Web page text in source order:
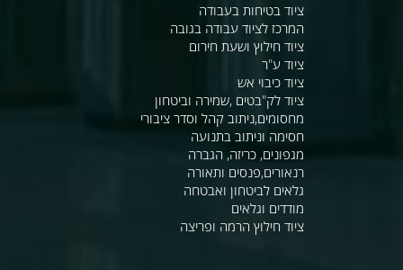
ציוד בטיחות בעבודה
המרכז לציוד עבודה בגובה
ציוד חילוץ ושעת חירום
ציוד ע"ר
ציוד כיבוי אש
ציוד לק"בטים ,שמירה וביטחון
מחסומים,ניתוב קהל וסדר ציבורי
חסימה וניתוב בתנועה
מגפונים, כריזה, הגברה
רנאורים,פנסים ותאורה
גלאים לביטחון ואבטחה
מודדים וגלאים
ציוד חילוץ הרמה ופריצה